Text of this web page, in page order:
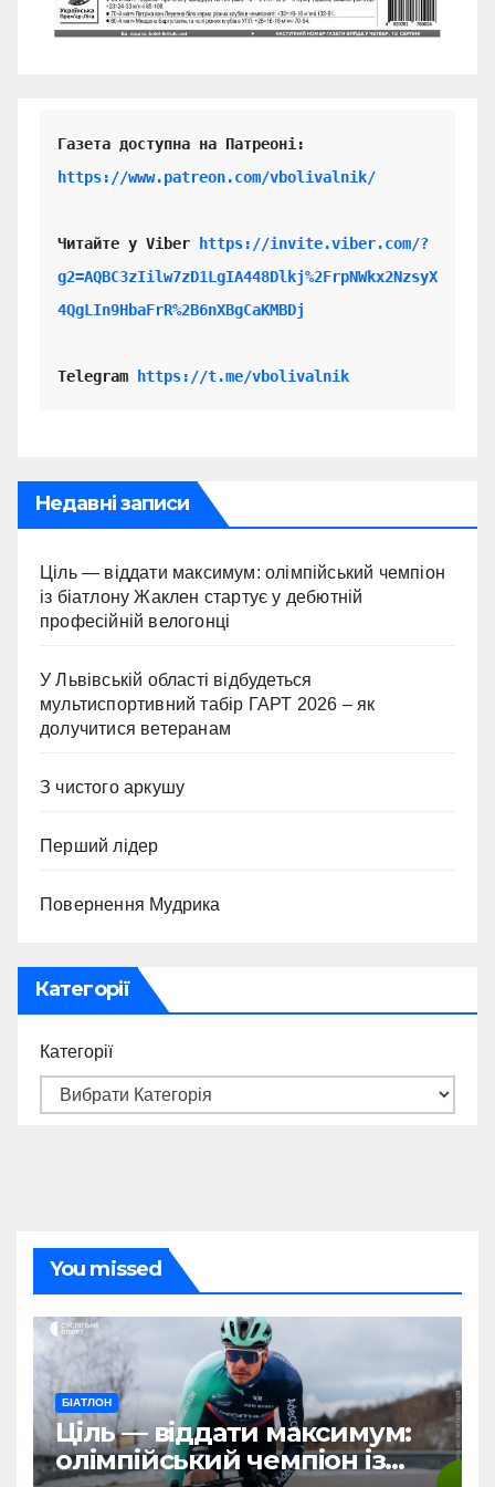
https://www.patreon.com/vbolivalnik/
Читайте у Viber
https://invite.viber.com/?
g2=AQBC3zIilw7zD1LgIA448Dlkj%2FrpNWkx2NzsyX
4QgLIn9HbaFrR%2B6nXBgCaKMBDj
Telegram https://t.me/vbolivalnik
Недавні записи
Ціль — віддати максимум: олімпійський чемпіон
із біатлону Жаклен стартує у дебютній
професійній велогонці
У Львівській області відбудеться
мультиспортивний табір ГАРТ 2026 – як
долучитися ветеранам
З чистого аркушу
Перший лідер
Повернення Мудрика
Категорії
Категорії
You missed
БІАТЛОН
Ціль — віддати максимум:
олімпійський чемпіон із